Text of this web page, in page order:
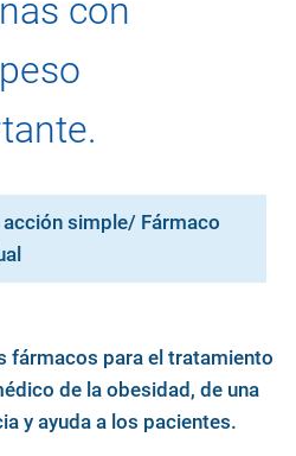
con
acción simple/ Fármaco
fármacos para el tratamiento
de la obesidad, de una
y ayuda a los pacientes.